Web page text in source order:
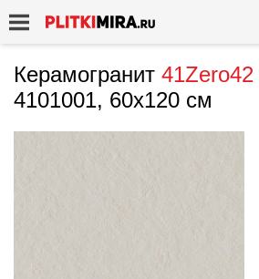
Керамогранит 41Zero42
4101001, 60x120 см